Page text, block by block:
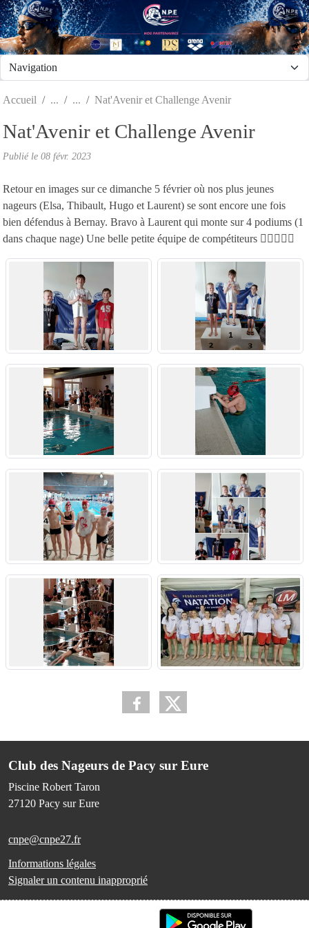
Accueil Nat'Avenir et Challenge Avenir
Nat'Avenir et Challenge Avenir
Publié le 08 févr. 2023
Retour en images sur ce dimanche 5 février où nos plus jeunes
nageurs (Elsa, Thibault, Hugo et Laurent) se sont encore une fois
bien défendus à Bernay. Bravo à Laurent qui monte sur 4 podiums (1
dans chaque nage) Une belle petite équipe de compétiteurs 🏊‍♀️🏊‍♂️👏
Club des Nageurs de Pacy sur Eure
Piscine Robert Taron
27120 Pacy sur Eure
cnpe@cnpe27.fr
Informations légales
Signaler un contenu inapproprié
Panneau de gestion des cookies